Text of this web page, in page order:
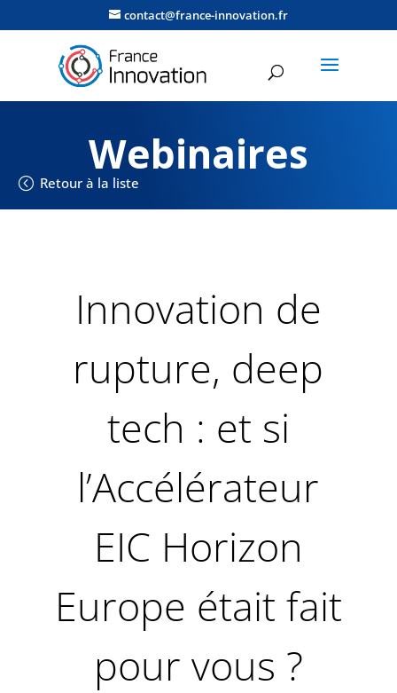
contact@france-innovation.fr
Webinaires
Retour à la liste
Innovation de
rupture, deep
tech : et si
l’Accélérateur
EIC Horizon
Europe était fait
pour vous ?